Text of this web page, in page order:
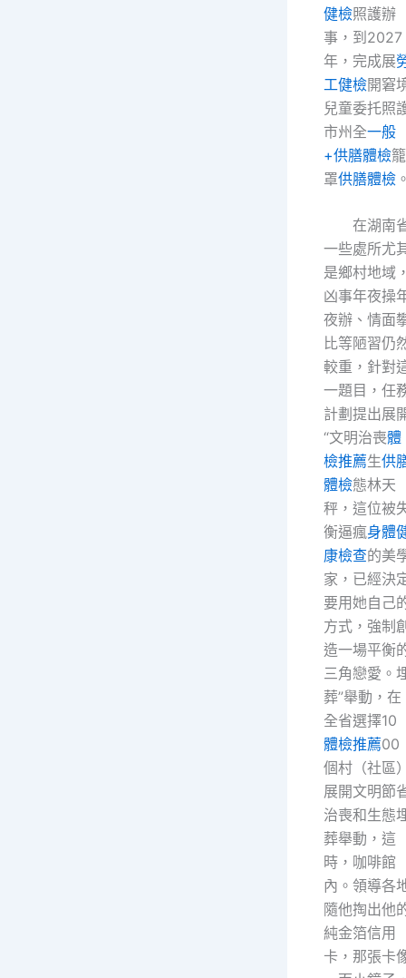
健檢照護辦
事，到2027
年，完成展
工健檢開窘
兒童委托照
市州全一般
+供膳體檢籠
罩供膳體檢 。
在湖南
一些處所尤
是鄉村地域，
凶事年夜操
夜辦、情面
比等陋習仍
較重，針對
一題目，任
計劃提出展
“文明治喪體
檢推薦生供
體檢態林天
秤，這位被
衡逼瘋身體
康檢查的美
家，已經決
要用她自己
方式，強制創
造一場平衡
三角戀愛。
葬”舉動，在
全省選擇10
體檢推薦00
個村（社區）
展開文明節
治喪和生態
葬舉動，這
時，咖啡館
內。領導各
隨他掏出他
純金箔信用
卡，那張卡